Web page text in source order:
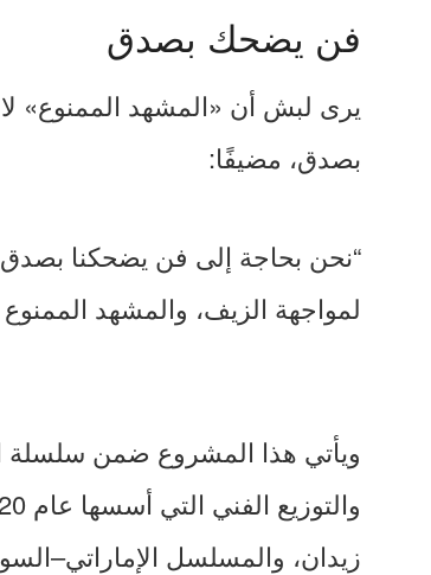
فن يضحك بصدق
يرى لبش أن «المشهد الممنوع»
بصدق، مضيفًا:
“نحن بحاجة إلى فن يضحكنا
لمواجهة الزيف، والمشهد
ويأتي هذا المشروع ضمن سلسلة
زيدان، والمسلسل